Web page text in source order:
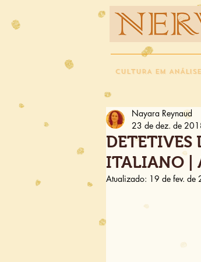
NERVOS
CULTURA EM ANÁLISE
DETETIVES
ITALIANO |
Nayara Reynaud
23 de dez. de
Atualizado: 19 de fev. de